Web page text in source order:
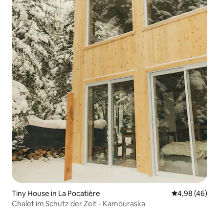
Tiny House in La Pocatière
4,98 (46)
Chalet im Schutz der Zeit - Kamouraska